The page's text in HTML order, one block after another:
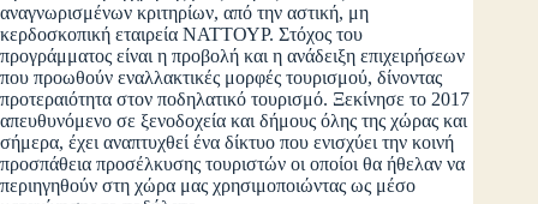
αναγνωρισμένων κριτηρίων, από την αστική, μη
κερδοσκοπική εταιρεία ΝΑΤΤΟΥΡ. Στόχος του
προγράμματος είναι η προβολή και η ανάδειξη επιχειρήσεων
που προωθούν εναλλακτικές μορφές τουρισμού, δίνοντας
προτεραιότητα στον ποδηλατικό τουρισμό. Ξεκίνησε το 2017
απευθυνόμενο σε ξενοδοχεία και δήμους όλης της χώρας και
σήμερα, έχει αναπτυχθεί ένα δίκτυο που ενισχύει την κοινή
προσπάθεια προσέλκυσης τουριστών οι οποίοι θα ήθελαν να
περιηγηθούν στη χώρα μας χρησιμοποιώντας ως μέσο